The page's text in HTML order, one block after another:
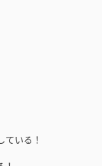
いる！